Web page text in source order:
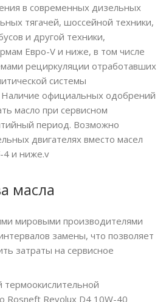
в современных дизельных
тягачей, шоссейной техники,
и другой техники,
Евро-V и ниже, в том числе
рециркуляции отработавших
системы
Наличие официальных одобрений
масло при сервисном
период. Возможно
двигателях вместо масел
4 и ниже.v
масла
мировыми производителями
замены, что позволяет
затраты на сервисное
термоокислительной
Rosneft Revolux D4 10W-40